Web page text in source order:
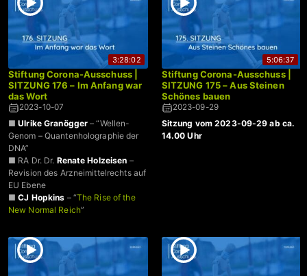
Vorgängen / RA Reiner Fuellmich
3:28:02
Stiftung Corona-Ausschuss |
SITZUNG 176 – Im Anfang war
das Wort
2023-10-07
■Ulrike Granögger – “Wellen-
Genom – Quantenholographie der
DNA”
■ RA Dr. Dr. Renate Holzeisen –
Revision des Arzneimittelrechts auf
EU Ebene
■CJ Hopkins – “The Rise of the
New Normal Reich”
5:06:37
Stiftung Corona-Ausschuss |
SITZUNG 175 – Aus Steinen
Schönes bauen
2023-09-29
Sitzung vom 2023-09-29 ab ca.
14.00 Uhr